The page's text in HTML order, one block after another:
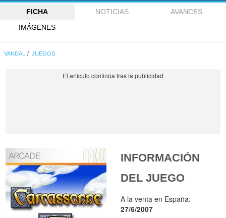
FICHA NOTICIAS
AVANCES
IMÁGENES
VANDAL JUEGOS
INFORMACIÓN
DEL JUEGO
A la venta en España:
27/6/2007